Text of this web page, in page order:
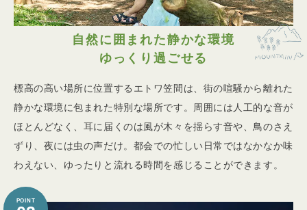
自然に囲まれた静かな環境
ゆっくり過ごせる
標高の高い場所に位置するエトワ笠間は、街の喧騒から離れた
静かな環境に包まれた特別な場所です。周囲には人工的な音が
ほとんどなく、耳に届くのは風が木々を揺らす音や、鳥のさえ
ずり、夜には虫の声だけ。都会での忙しい日常ではなかなか味
わえない、ゆったりと流れる時間を感じることができます。
POINT